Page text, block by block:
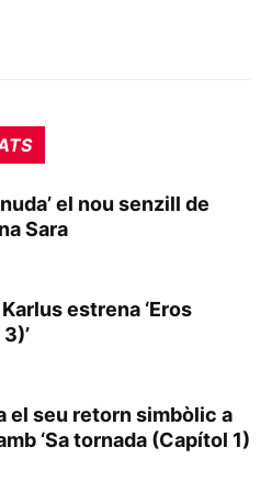
el nou senzill de
Sara
Karlus estrena ‘Eros
el seu retorn simbòlic a
‘Sa tornada (Capítol 1)